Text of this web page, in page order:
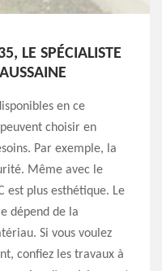
LE SPÉCIALISTE
en ce
choisir en
Par exemple, la
Même avec le
est plus esthétique. Le
dépend de la
Si vous voulez
confiez les travaux à